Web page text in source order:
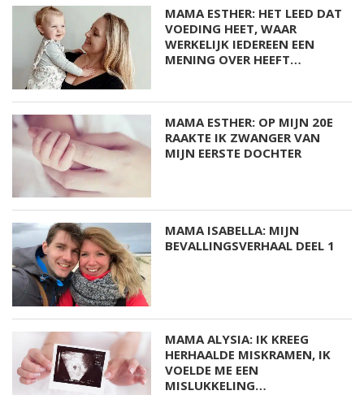
MAMA ESTHER: HET LEED DAT
VOEDING HEET, WAAR
WERKELIJK IEDEREEN EEN
MENING OVER HEEFT…
MAMA ESTHER: OP MIJN 20E
RAAKTE IK ZWANGER VAN
MIJN EERSTE DOCHTER
MAMA ISABELLA: MIJN
BEVALLINGSVERHAAL DEEL 1
MAMA ALYSIA: IK KREEG
HERHAALDE MISKRAMEN, IK
VOELDE ME EEN
MISLUKKELING…